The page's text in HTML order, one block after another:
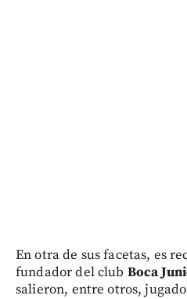
En otra de sus facetas, es
fundador del club Boca
salieron, entre otros,